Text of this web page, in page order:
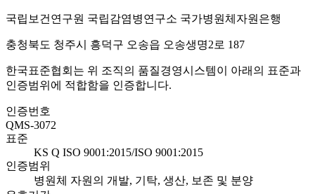
국립보건연구원 국립감염병연구소 국가병원체자원은행
충청북도 청주시 흥덕구 오송읍 오송생명2로 187
한국표준협회는 위 조직의 품질경영시스템이 아래의 표준과
인증범위에 적합함을 인증합니다.
인증번호
QMS-3072
표준
KS Q ISO 9001:2015/ISO 9001:2015
인증범위
병원체 자원의 개발, 기탁, 생산, 보존 및 분양